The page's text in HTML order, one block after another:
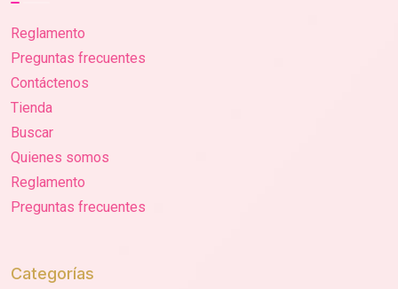
Reglamento
Preguntas frecuentes
Contáctenos
Tienda
Buscar
Quienes somos
Reglamento
Preguntas frecuentes
Categorías